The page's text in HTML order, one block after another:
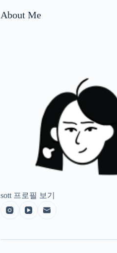
About Me
sott 프로필 보기